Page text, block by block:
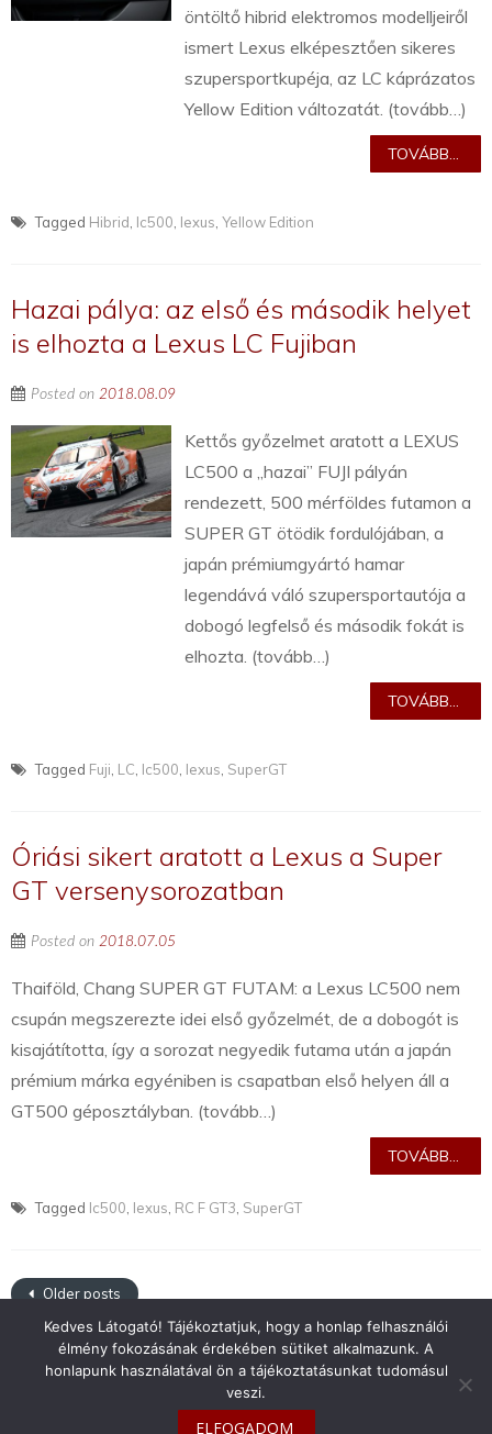
öntöltő hibrid elektromos modelljeiről
ismert Lexus elképesztően sikeres
szupersportkupéja, az LC káprázatos
Yellow Edition változatát. (tovább…)
TOVÁBB...
Tagged Hibrid lc500 lexus Yellow Edition
Hazai pálya: az első és második helyet
is elhozta a Lexus LC Fujiban
Posted on 2018.08.09
Kettős győzelmet aratott a LEXUS
LC500 a „hazai” FUJI pályán
rendezett, 500 mérföldes futamon a
SUPER GT ötödik fordulójában, a
japán prémiumgyártó hamar
legendává váló szupersportautója a
dobogó legfelső és második fokát is
elhozta. (tovább…)
TOVÁBB...
Tagged Fuji LC lc500 lexus SuperGT
Óriási sikert aratott a Lexus a Super
GT versenysorozatban
Posted on 2018.07.05
Thaiföld, Chang SUPER GT FUTAM: a Lexus LC500 nem
csupán megszerezte idei első győzelmét, de a dobogót is
kisajátította, így a sorozat negyedik futama után a japán
prémium márka egyéniben is csapatban első helyen áll a
GT500 géposztályban. (tovább…)
TOVÁBB...
Tagged lc500 lexus RC F GT3 SuperGT
Older posts
info@toyotaclub.hu
Kedves Látogató! Tájékoztatjuk, hogy a honlap felhasználói
élmény fokozásának érdekében sütiket alkalmazunk. A
honlapunk használatával ön a tájékoztatásunkat tudomásul
veszi.
ELFOGADOM